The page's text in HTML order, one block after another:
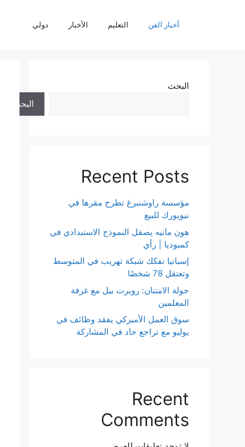
أخبار الفن التعليم الأخبار دولي
البحث
البحث
Recent Posts
مؤسسة راوشنبرغ تطرح مقرها في
نيويورك للبيع
هون مانيه يصقل النموذج الاستبدادي في
كمبوديا | رأي
إسبانيا تفكك شبكة تهريب في المتوسط
وتعتقل 78 شخصًا
جولة الامتنان: روبرت بيل مع غرفة
المعلمين
سوق العمل الأميركي يفقد وظائف في
يوليو مع تراجع حاد في المشاركة
Recent
Comments